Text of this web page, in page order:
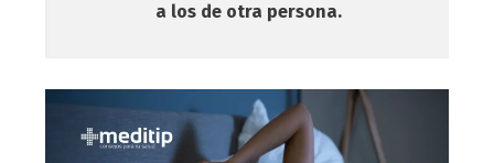
a los de otra persona.